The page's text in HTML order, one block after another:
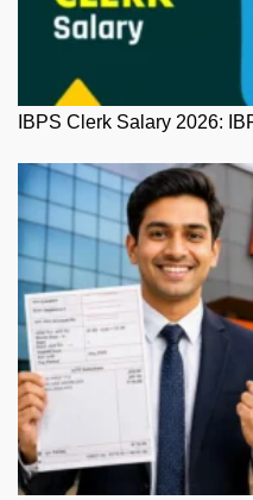
IBPS Clerk Salary 2026: